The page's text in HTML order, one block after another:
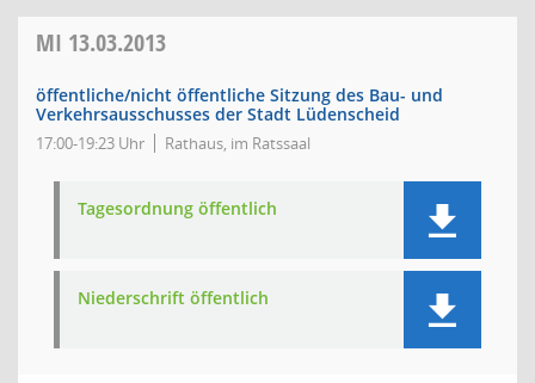
MI 13.03.2013
öffentliche/nicht öffentliche Sitzung des Bau- und
Verkehrsausschusses der Stadt Lüdenscheid
17:00-19:23 Uhr Rathaus, im Ratssaal
Tagesordnung öffentlich
Niederschrift öffentlich